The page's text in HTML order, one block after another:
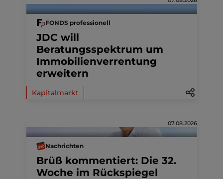
FONDS professionell
JDC will
Beratungsspektrum um
Immobilienverrentung
erweitern
Kapitalmarkt
07.08.2026
Nachrichten
Brüß kommentiert: Die 32.
Woche im Rückspiegel